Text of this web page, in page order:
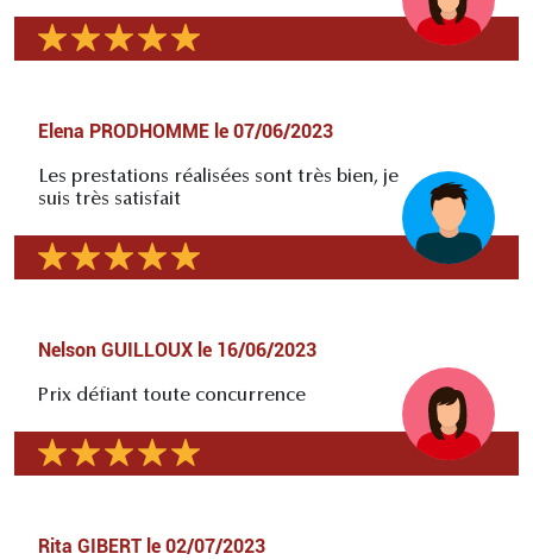
Elena PRODHOMME le 07/06/2023
Les prestations réalisées sont très bien, je
suis très satisfait
Nelson GUILLOUX le 16/06/2023
Prix défiant toute concurrence
Rita GIBERT le 02/07/2023